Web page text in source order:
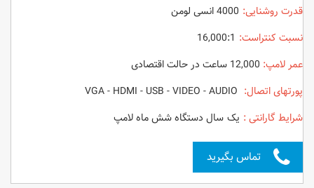
قدرت روشنایی:
نسبت کنتراست: 16,000:1
عمر لامپ: 12,000 ساعت در حالت اقتصادی
پورتهای اتصال:
شرایط گارانتی : یک سال دستگاه شش ماه لامپ
تماس بگیرید